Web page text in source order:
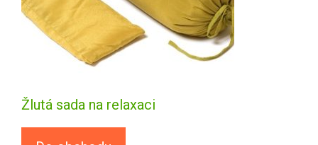
Žlutá sada na relaxaci